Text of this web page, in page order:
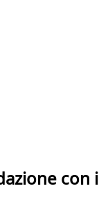
con